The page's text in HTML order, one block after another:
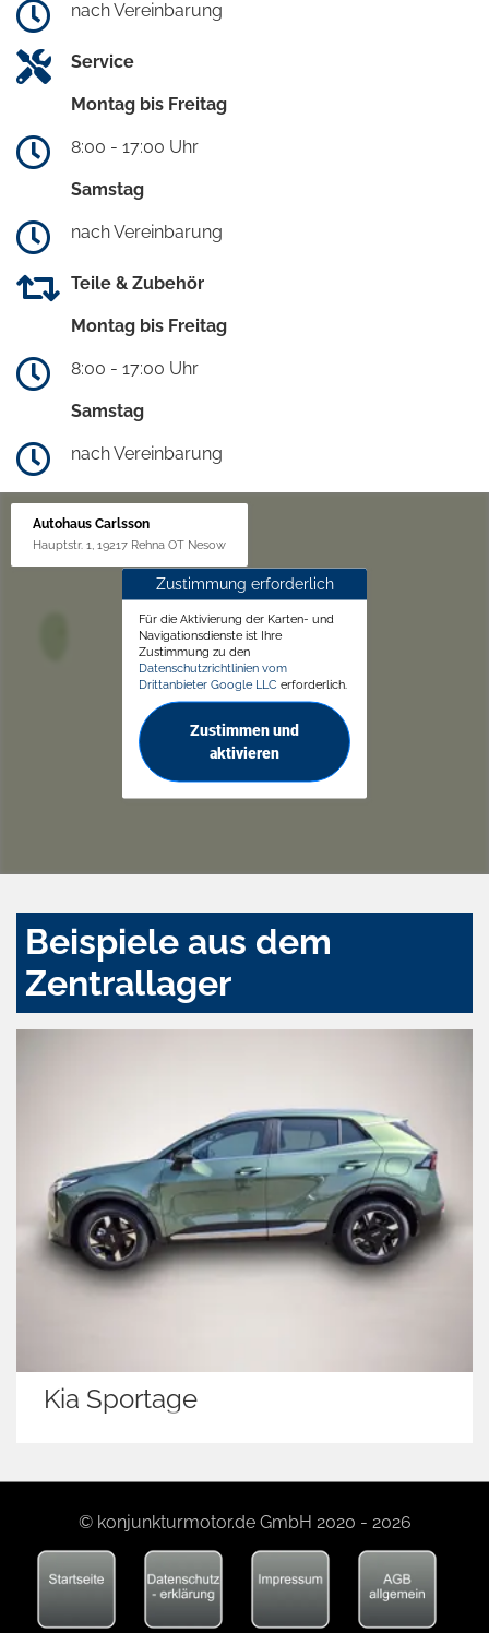
nach Vereinbarung
Service
Montag bis Freitag
8:00 - 17:00 Uhr
Samstag
nach Vereinbarung
Teile & Zubehör
Montag bis Freitag
8:00 - 17:00 Uhr
Samstag
nach Vereinbarung
Autohaus Carlsson
Hauptstr. 1, 19217 Rehna OT Nesow
Zustimmung erforderlich
Für die Aktivierung der Karten- und
Navigationsdienste ist Ihre
Zustimmung zu den
Datenschutzrichtlinien vom
Drittanbieter Google LLC erforderlich.
Zustimmen und
aktivieren
Beispiele aus dem
Zentrallager
Kia Sportage
© konjunkturmotor.de GmbH 2020 - 2026